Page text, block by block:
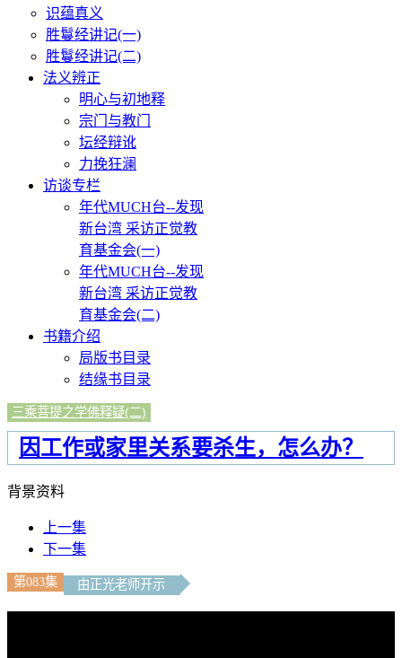
识蕴真义
胜鬘经讲记(一)
胜鬘经讲记(二)
法义辨正
明心与初地释
宗门与教门
坛经辩讹
力挽狂澜
访谈专栏
年代MUCH台--发现
新台湾 采访正觉教
育基金会(一)
年代MUCH台--发现
新台湾 采访正觉教
育基金会(二)
书籍介绍
局版书目录
结缘书目录
三乘菩提之学佛释疑(二)
因工作或家里关系要杀生，怎么办？
背景资料
上一集
下一集
第083集 由正光老师开示